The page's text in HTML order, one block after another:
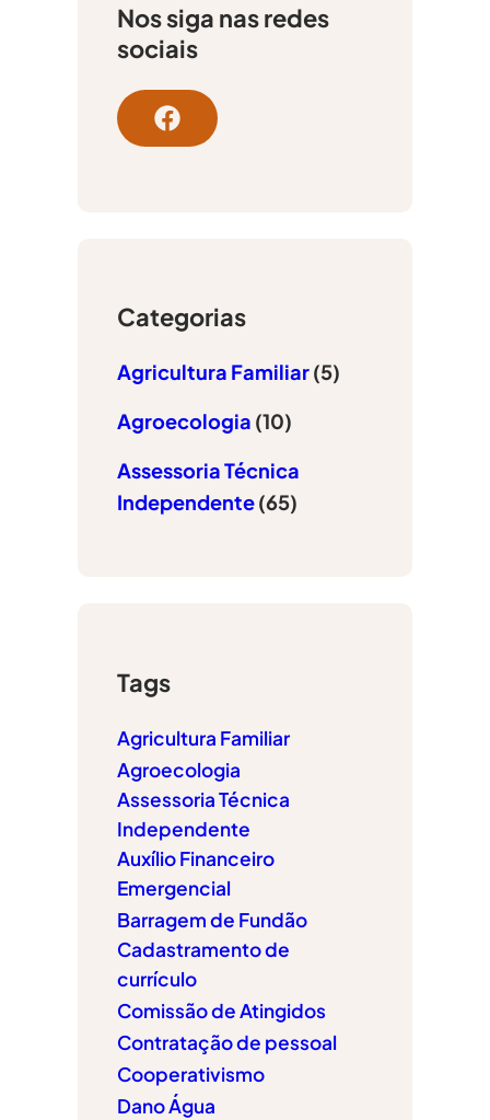
Nos siga nas redes
sociais
F
o
Categorias
Agricultura Familiar(5)
Agroecologia (10)
Assessoria Técnica
Independente(65)
Tags
Agricultura Familiar
Agroecologia
Assessoria Técnica
Independente
Auxílio Financeiro
Emergencial
Barragem de Fundão
Cadastramento de
currículo
Comissão de Atingidos
Contratação de pessoal
Cooperativismo
Dano Água